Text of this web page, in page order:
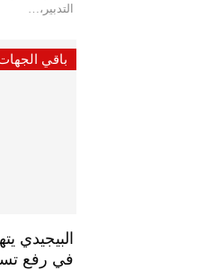
التدبير،…
باقي
البيجيدي
في رفع